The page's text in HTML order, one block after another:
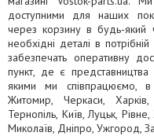
доступними для наших
через корзину в будь-
необхідні деталі в потрібній
забезпечать оперативну
пункт, де є представництва
якими ми співпрацюємо,
Житомир, Черкаси, Харків,
Тернопіль, Київ, Луцьк,
Миколаїв, Дніпро, Ужгород,